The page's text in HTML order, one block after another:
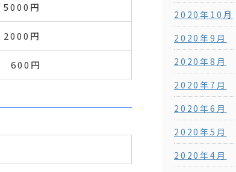
5000円
2000円
600円
2020年10月
2020年9月
2020年8月
2020年7月
2020年6月
2020年5月
2020年4月